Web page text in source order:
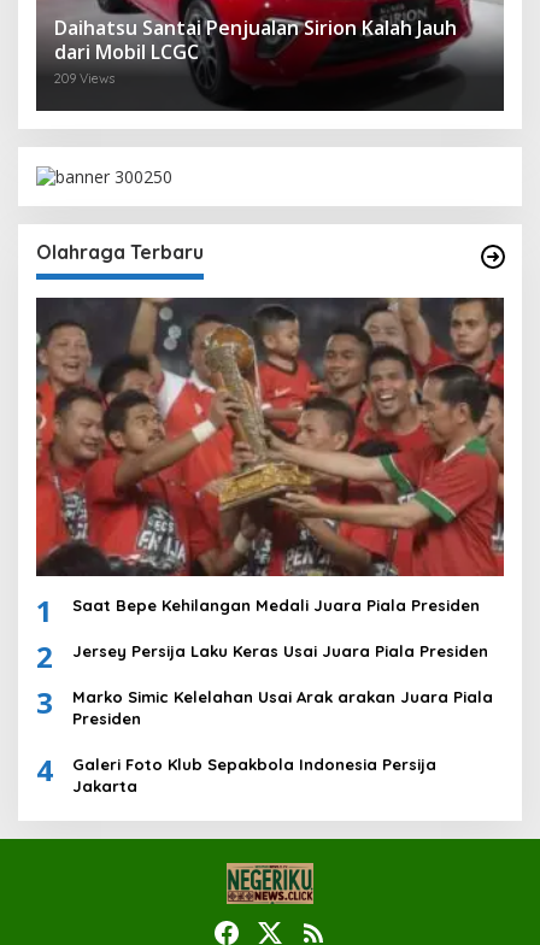
Daihatsu Santai Penjualan Sirion Kalah Jauh
dari Mobil LCGC
209 Views
Olahraga Terbaru
1 Saat Bepe Kehilangan Medali Juara Piala Presiden
2 Jersey Persija Laku Keras Usai Juara Piala Presiden
3
Marko Simic Kelelahan Usai Arak arakan Juara Piala
Presiden
4
Galeri Foto Klub Sepakbola Indonesia Persija
Jakarta